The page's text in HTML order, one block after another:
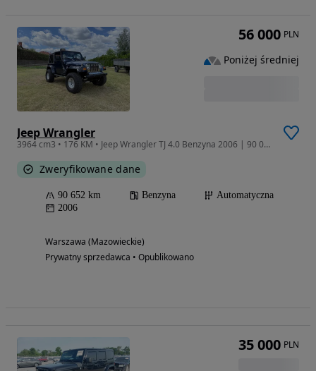
Jeep Wrangler
3964 cm3 • 176 KM • Jeep Wrangler TJ 4.0 Benzyna 2006 | 90 000 km | Lift | 33" BFGoodrich
Zweryfikowane dane
90 652 km Benzyna
Automatyczna
2006
Warszawa (Mazowieckie)
Prywatny sprzedawca • Opublikowano
56 000 PLN
Poniżej średniej
35 000 PLN